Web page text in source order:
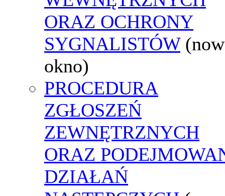
ORAZ OCHRONY
SYGNALISTÓW
okno)
PROCEDURA
ZGŁOSZEŃ
ZEWNĘTRZNYCH
ORAZ
DZIAŁAŃ